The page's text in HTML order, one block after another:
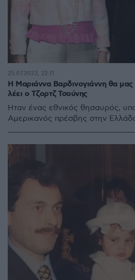
Η Μαριάννα Βαρδινογιάννη θα μας
λέει ο Τζορτζ Τσούνης
Ήταν ένας εθνικός θησαυρός,
Αμερικανός πρέσβης στην
25.07.2023, 22:11